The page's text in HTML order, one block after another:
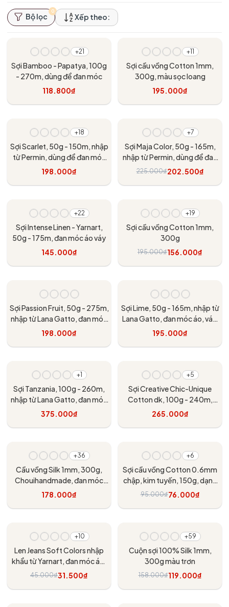
Bộ lọc
0
Xếp theo:
+21
Sợi Bamboo - Papatya, 100g
- 270m, dùng để đan móc
118.800₫
+11
Sợi cầu vồng Cotton 1mm,
300g, màu sọc loang
195.000₫
+18
Sợi Scarlet, 50g - 150m, nhập
từ Permin, dùng để đan móc
áo, váy, khăn
198.000₫
+7
Sợi Maja Color, 50g - 165m,
nhập từ Permin, dùng để đan
móc áo, khăn, váy
225.000₫202.500₫
+22
Sợi Intense Linen - Yarnart,
50g - 175m, đan móc áo váy
145.000₫
- 20%
+19
Sợi cầu vồng Cotton 1mm,
300g
195.000₫156.000₫
Sợi Passion Fruit, 50g - 275m,
nhập từ Lana Gatto, đan móc
áo, váy, khăn
198.000₫
Sợi Lime, 50g - 165m, nhập từ
Lana Gatto, đan móc áo, váy,
khăn
195.000₫
+1
Sợi Tanzania, 100g - 260m,
nhập từ Lana Gatto, đan móc
áo, váy, khăn
375.000₫
+5
Sợi Creative Chic-Unique
Cotton dk, 100g - 240m,
nhập từ Rico Design, đan móc
265.000₫
+36
Cầu vồng Silk 1mm, 300g,
Chouihandmade, đan móc
áo, váy, khăn
178.000₫
- 20%
+6
Sợi cầu vồng Cotton 0.6mm
chập, kim tuyến, 150g, dạng
ống
95.000₫76.000₫
- 30%
+10
Len Jeans Soft Colors nhập
khẩu từ Yarnart, đan móc áo,
váy, đan móc thú
45.000₫31.500₫
- 25%
+59
Cuộn sợi 100% Silk 1mm,
300g màu trơn
158.000₫119.000₫